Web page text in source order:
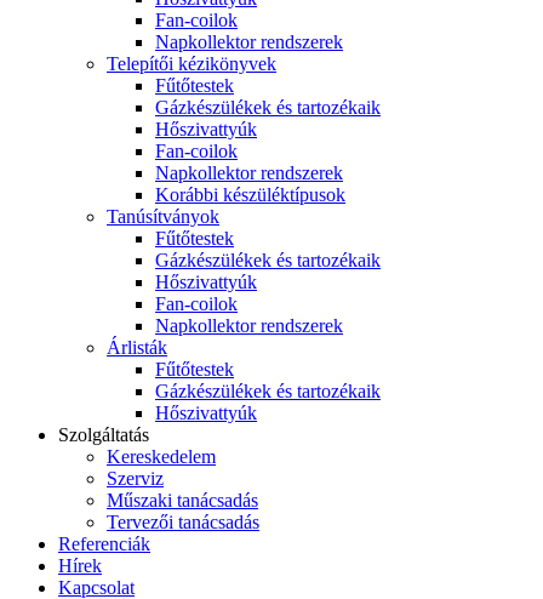
Fan-coilok
Napkollektor rendszerek
Telepítői kézikönyvek
Fűtőtestek
Gázkészülékek és tartozékaik
Hőszivattyúk
Fan-coilok
Napkollektor rendszerek
Korábbi készüléktípusok
Tanúsítványok
Fűtőtestek
Gázkészülékek és tartozékaik
Hőszivattyúk
Fan-coilok
Napkollektor rendszerek
Árlisták
Fűtőtestek
Gázkészülékek és tartozékaik
Hőszivattyúk
Szolgáltatás
Kereskedelem
Szerviz
Műszaki tanácsadás
Tervezői tanácsadás
Referenciák
Hírek
Kapcsolat